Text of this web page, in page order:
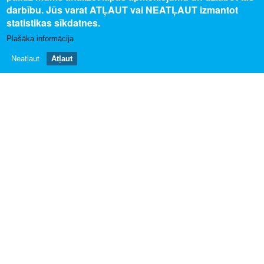
Privātuma politika
Piekļūstamības paziņojums
Sīkdatņu izmantošana
ESF Karjeras atbalsta projekts
darbību. Jūs varat ATĻAUT vai NEATĻAUT izmantot
statistikas sīkdatnes.
Plašāka informācija
Neatļaut Atļaut